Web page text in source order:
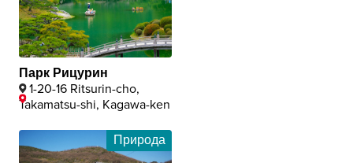
Парк Рицурин
1-20-16 Ritsurin-cho,
Takamatsu-shi, Kagawa-ken
Природа